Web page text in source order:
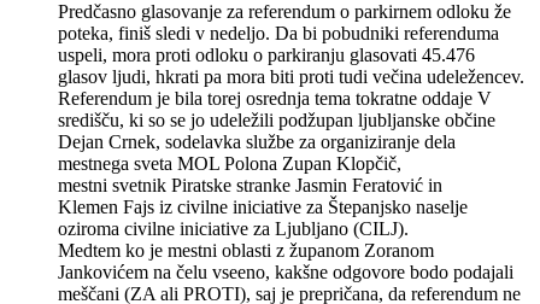
Predčasno glasovanje za referendum o parkirnem odloku že
poteka, finiš sledi v nedeljo. Da bi pobudniki referenduma
uspeli, mora proti odloku o parkiranju glasovati 45.476
glasov ljudi, hkrati pa mora biti proti tudi večina udeležencev.
Referendum je bila torej osrednja tema tokratne oddaje V
središču, ki so se jo udeležili podžupan ljubljanske občine
Dejan Crnek, sodelavka službe za organiziranje dela
mestnega sveta MOL Polona Zupan Klopčič,
mestni svetnik Piratske stranke Jasmin Feratović in
Klemen Fajs iz civilne iniciative za Štepanjsko naselje
oziroma civilne iniciative za Ljubljano (CILJ).
Medtem ko je mestni oblasti z županom Zoranom
Jankovićem na čelu vseeno, kakšne odgovore bodo podajali
meščani (ZA ali PROTI), saj je prepričana, da referendum ne